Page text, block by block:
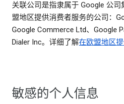
关联公司是指隶属于 Google 公
盟地区提供消费者服务的公司：
Google Commerce Ltd、Google
Dialer Inc。详细了解在欧盟地区
敏感的个人信息